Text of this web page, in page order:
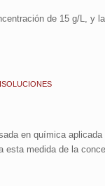
de 15 g/L, y
en química
esta medida de la